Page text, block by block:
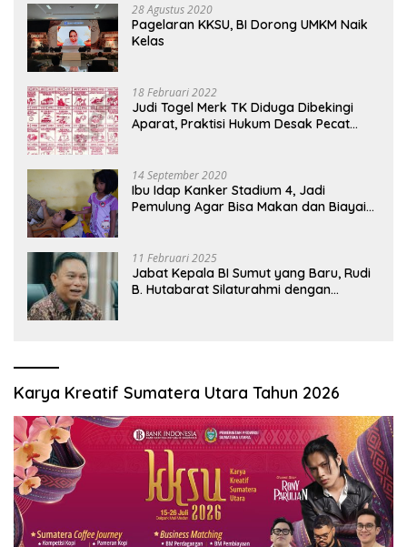
28 Agustus 2020
Pagelaran KKSU, BI Dorong UMKM Naik
Kelas
18 Februari 2022
Judi Togel Merk TK Diduga Dibekingi
Aparat, Praktisi Hukum Desak Pecat
14 September 2020
Ibu Idap Kanker Stadium 4, Jadi
Pemulung Agar Bisa Makan dan Biayai
11 Februari 2025
Jabat Kepala BI Sumut yang Baru, Rudi
B. Hutabarat Silaturahmi dengan
Karya Kreatif Sumatera Utara Tahun 2026